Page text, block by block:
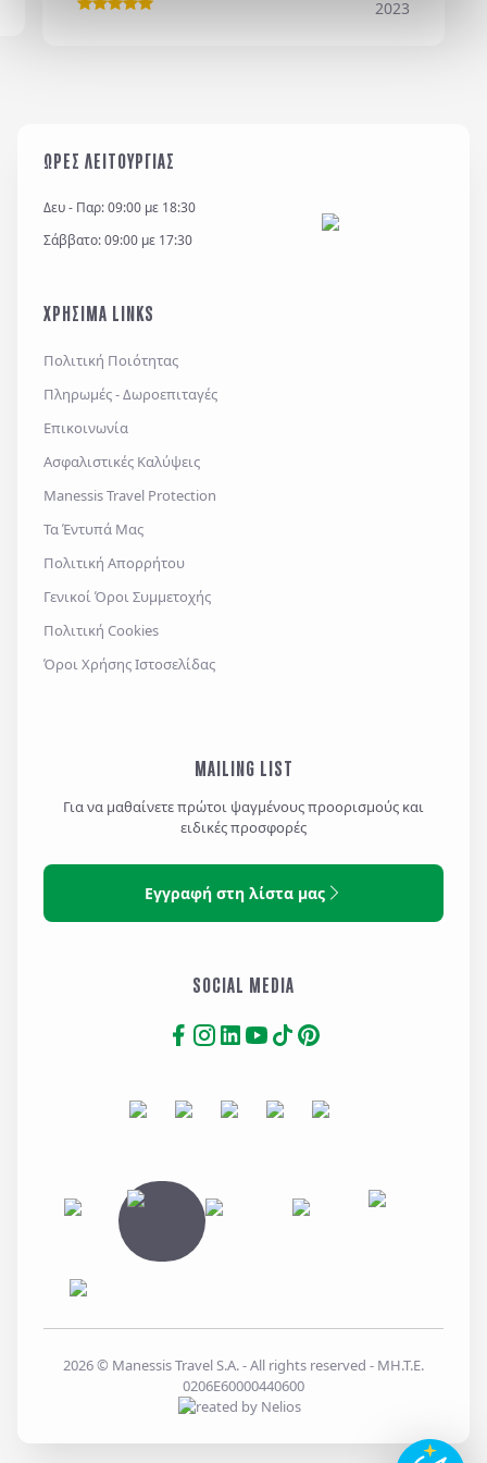
εξυπηρέτηση κάθε έννομου συμφέροντος ή
υποστήριξη νομικών αξιώσεων.
Γενικούς Όρους Συμμετοχής
Επιθυμώ να λαμβάνω προσφορές μέσω e-mail,
2023
ΩΡΕΣ ΛΕΙΤΟΥΡΓΙΑΣ
Δευ - Παρ: 09:00 με 18:30
Σάββατο: 09:00 με 17:30
ΧΡΗΣΙΜΑ LINKS
Πολιτική Ποιότητας
Πληρωμές - Δωροεπιταγές
Επικοινωνία
Ασφαλιστικές Καλύψεις
Manessis Travel Protection
Τα Έντυπά Μας
Πολιτική Απορρήτου
Γενικοί Όροι Συμμετοχής
Πολιτική Cookies
Όροι Χρήσης Ιστοσελίδας
MAILING LIST
Για να μαθαίνετε πρώτοι ψαγμένους προορισμούς και
ειδικές προσφορές
Εγγραφή στη λίστα μας
SOCIAL MEDIA
2026© Manessis Travel S.A. - All rights reserved - MH.T.E.
0206E60000440600
Created by Nelios